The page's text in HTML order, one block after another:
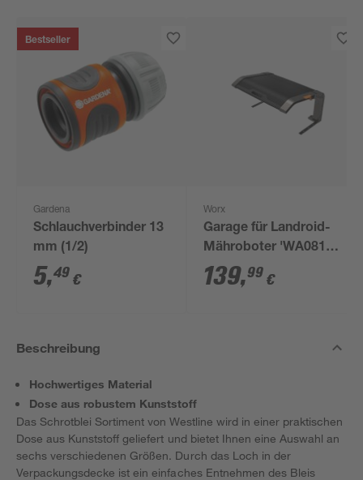
Bestseller
Gardena
Schlauchverbinder 13
mm (1/2)
5,49 €
Worx
Garage für Landroid-
Mähroboter 'WA0810'
schwarz
139,99 €
Beschreibung
Hochwertiges Material
Dose aus robustem Kunststoff
Das Schrotblei Sortiment von Westline wird in einer praktischen
Dose aus Kunststoff geliefert und bietet Ihnen eine Auswahl an
sechs verschiedenen Größen. Durch das Loch in der
Verpackungsdecke ist ein einfaches Entnehmen des Bleis